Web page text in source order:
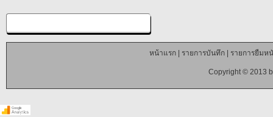
หน้าแรก| รายการบันทึก| รายการยืมห
Copyright © 2013